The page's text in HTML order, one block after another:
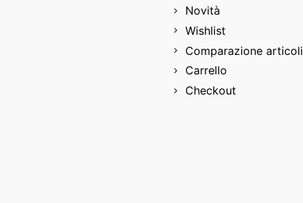
Novità
Wishlist
Comparazione articoli
Carrello
Checkout